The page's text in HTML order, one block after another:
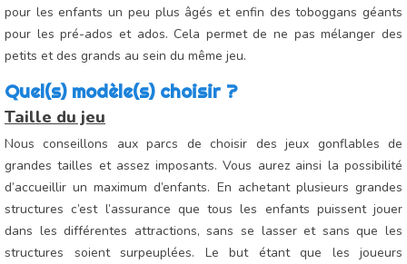
pour les enfants un peu plus âgés et enfin des toboggans géants
pour les pré-ados et ados. Cela permet de ne pas mélanger des
petits et des grands au sein du même jeu.
Quel(s) modèle(s) choisir ?
Taille du jeu
Nous conseillons aux parcs de choisir des jeux gonflables de
grandes tailles et assez imposants. Vous aurez ainsi la possibilité
d’accueillir un maximum d’enfants. En achetant plusieurs grandes
structures c’est l’assurance que tous les enfants puissent jouer
dans les différentes attractions, sans se lasser et sans que les
structures soient surpeuplées. Le but étant que les joueurs